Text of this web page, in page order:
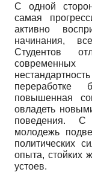
С одной
самая
активно
начинания,
Студентов
переработке
повышенная
овладеть
поведения. С
молодежь
политических
опыта, стойких
устоев.